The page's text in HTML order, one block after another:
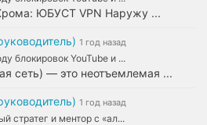
ЮБУСТ VPN Наружу ...
1 год назад
блокировок YouTube и ...
сеть) — это неотъемлемая ...
1 год назад
стратег и ментор с «ал...